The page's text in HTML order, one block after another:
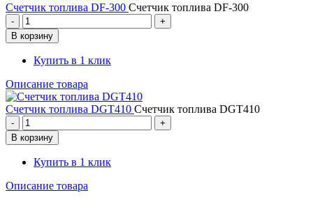
Счетчик топлива DF-300 Счетчик топлива DF-300
Купить в 1 клик
Описание товара
Счетчик топлива DGT410 Счетчик топлива DGT410
Купить в 1 клик
Описание товара